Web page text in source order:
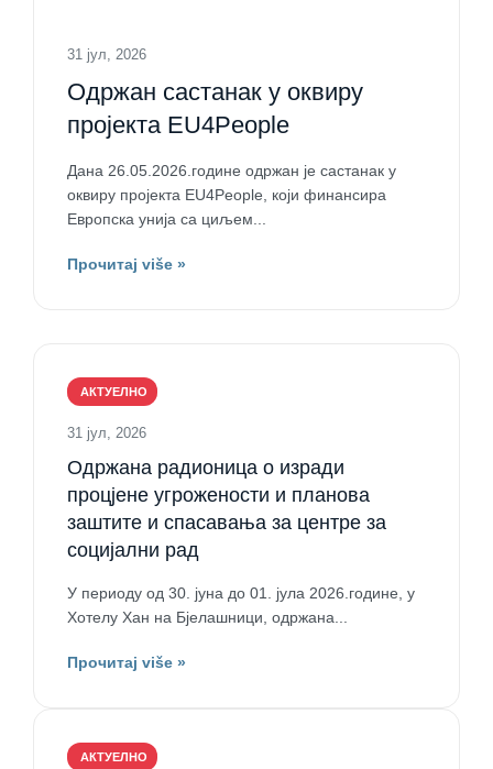
31 јул, 2026
Одржан састанак у оквиру
пројекта EU4People
Дана 26.05.2026.године одржан је састанак у
оквиру пројекта EU4People, који финансира
Европска унија са циљем...
Прочитај više »
АКТУЕЛНО
31 јул, 2026
Одржана радионица о изради
процјене угрожености и планова
заштите и спасавања за центре за
социјални рад
У периоду од 30. јуна до 01. јула 2026.године, у
Хотелу Хан на Бјелашници, одржана...
Прочитај više »
АКТУЕЛНО